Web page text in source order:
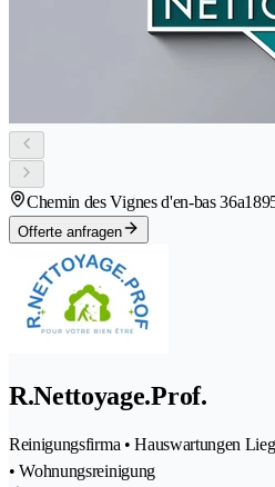
Chemin des Vignes d'en-bas 36a
Offerte anfragen
R.Nettoyage.Prof.
Reinigungsfirma • Hauswartungen
• Wohnungsreinigung